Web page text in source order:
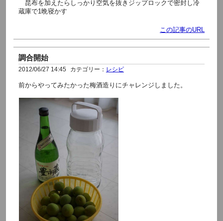
昆布を加えたらしっかり空気を抜きジップロックで密封し冷
蔵庫で1晩寝かす
この記事のURL
調合開始
2012/06/27 14:45 カテゴリー： レシピ
前からやってみたかった梅酒造りにチャレンジしました。